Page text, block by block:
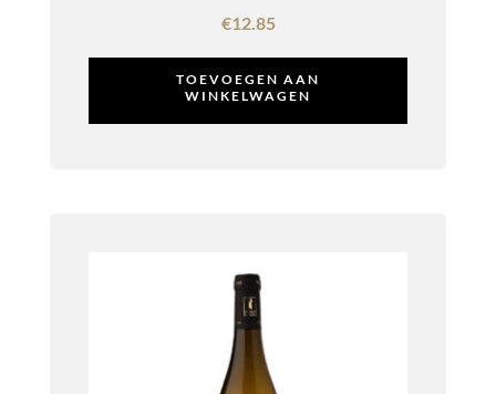
€12.85
TOEVOEGEN AAN
WINKELWAGEN